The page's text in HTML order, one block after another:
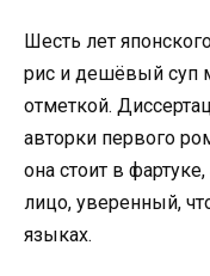
Шесть лет
рис и дешёвый суп
отметкой.
авторки первого
она стоит в
лицо, уверенный,
языках.